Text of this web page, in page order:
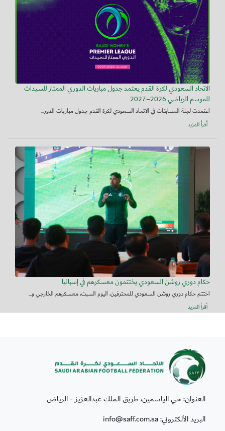
الاتحاد السعودي لكرة القدم يعتمد جدول مباريات الدوري الممتاز للسيدات
للموسم الرياضي 2026–2027
اعتمدت لجنة المسابقات في الاتحاد السعودي لكرة القدم جدول مباريات الدور...
أقرأ المزيد
حكام دوري روشن السعودي يختتمون معسكرهم في إسبانيا
اختتم حكام دوري روشن السعودي للمحترفين، اليوم السبت، معسكرهم الخارجي و...
أقرأ المزيد
العنوان: حي الياسمين، طريق الملك عبدالعزيز - الرياض
البريد الألكتروني: info@saff.com.sa